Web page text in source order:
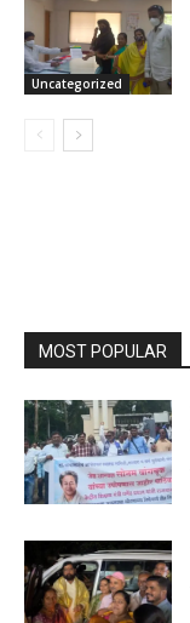
Uncategorized
MOST POPULAR